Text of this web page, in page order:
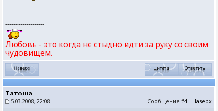
--------------------
Любовь - это когда не стыдно идти за руку со своим
чудовищем.
Татоша
5.03.2008, 22:08 Сообщение#4| Наверх